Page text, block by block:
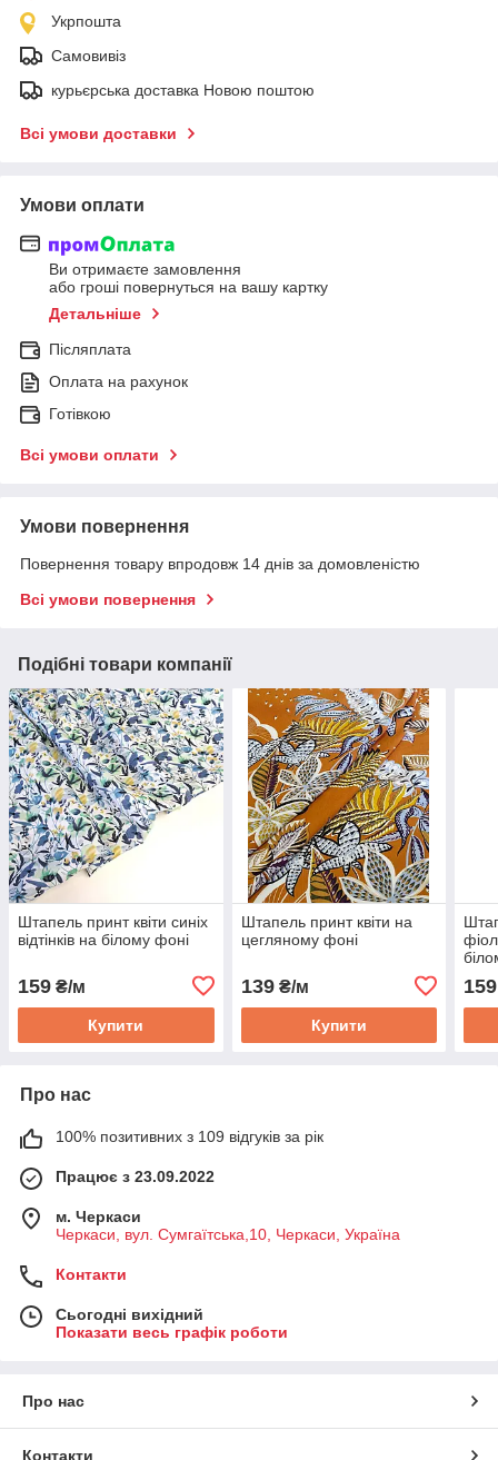
Укрпошта
Самовивіз
курьєрська доставка Новою поштою
Всі умови доставки
Умови оплати
Ви отримаєте замовлення
або гроші повернуться на вашу картку
Детальніше
Післяплата
Оплата на рахунок
Готівкою
Всі умови оплати
Умови повернення
Повернення товару впродовж 14 днів за домовленістю
Всі умови повернення
Подібні товари компанії
Штапель принт квіти синіх
відтінків на білому фоні
159 ₴/м
Купити
Штапель принт квіти на
цегляному фоні
139₴/м
Купити
159
Про нас
100% позитивних з 109 відгуків за рік
Працює з 23.09.2022
м. Черкаси
Черкаси, вул. Сумгаїтська,10, Черкаси, Україна
Контакти
Сьогодні вихідний
Показати весь графік роботи
Про нас
Контакти